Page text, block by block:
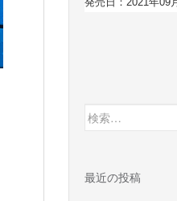
検
索:
最近の投稿